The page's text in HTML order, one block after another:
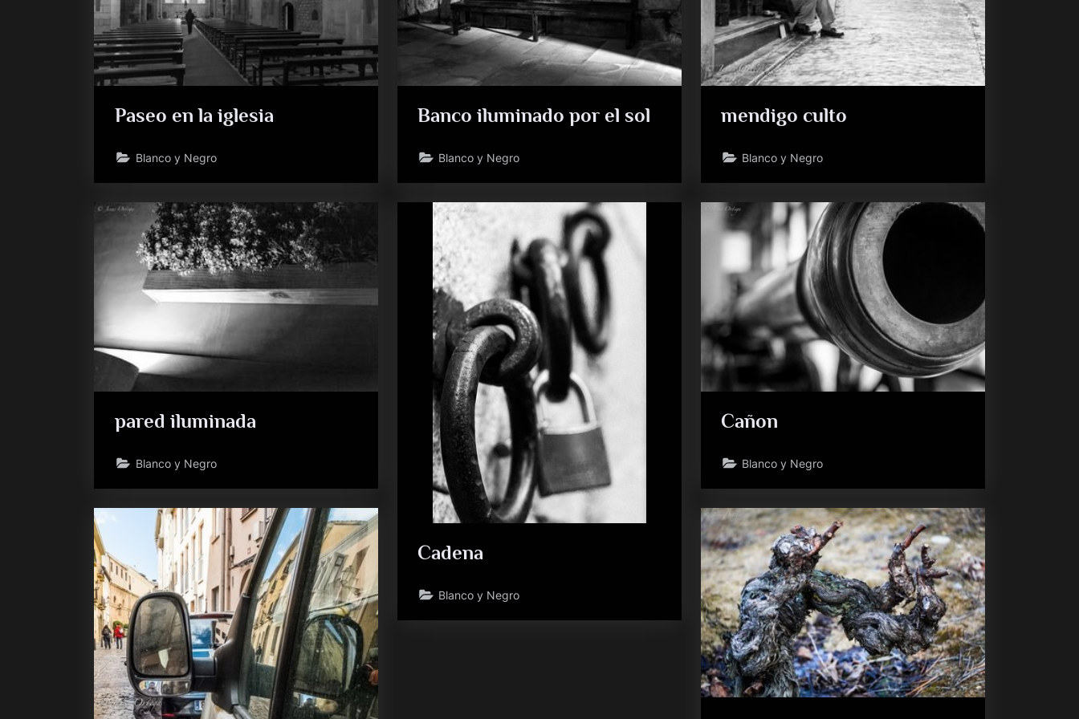
Paseo en la iglesia
Blanco y Negro
Banco iluminado por el sol
Blanco y Negro
mendigo culto
Blanco y Negro
pared iluminada
Blanco y Negro
Cadena
Blanco y Negro
Cañon
Blanco y Negro